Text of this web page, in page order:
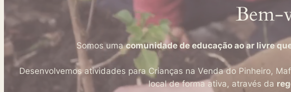
Bem-
Somos umacomunidade de educação ao ar livre
Desenvolvemos atividades para Crianças na Venda do Pinheiro,
local de forma ativa, através da